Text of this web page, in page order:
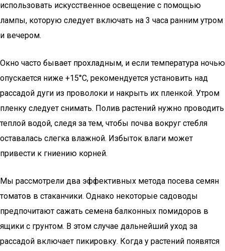
использовать искусственное освещение с помощью
лампы, которую следует включать на 3 часа ранним утром
и вечером.
Окно часто бывает прохладным, и если температура ночью
опускается ниже +15°C, рекомендуется установить над
рассадой дуги из проволоки и накрыть их пленкой. Утром
пленку следует снимать. Полив растений нужно проводить
теплой водой, следя за тем, чтобы почва вокруг стебля
оставалась слегка влажной. Избыток влаги может
привести к гниению корней.
Мы рассмотрели два эффективных метода посева семян
томатов в стаканчики. Однако некоторые садоводы
предпочитают сажать семена балконных помидоров в
ящики с грунтом. В этом случае дальнейший уход за
рассадой включает пикировку. Когда у растений появятся